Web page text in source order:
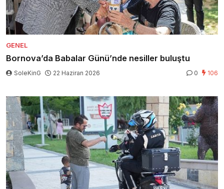
GENEL
Bornova’da Babalar Günü’nde nesiller buluştu
SoleKinG 22 Haziran 2026 0 106